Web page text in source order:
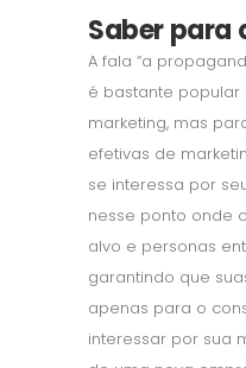
Saber para
A fala “a
é bastante
marketing, mas
efetivas de
se interessa por
nesse ponto onde
alvo e personas
garantindo que
apenas para o
interessar por sua